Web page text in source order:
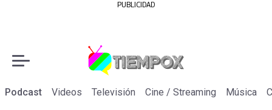
PUBLICIDAD
Podcast Videos Televisión Cine / Streaming Música